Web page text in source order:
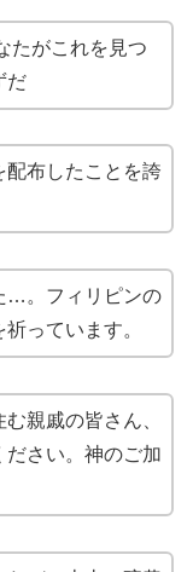
たがこれを見つ
だ
配布したことを誇
…。フィリピンの
っています。
親戚の皆さん、
ださい。神のご加